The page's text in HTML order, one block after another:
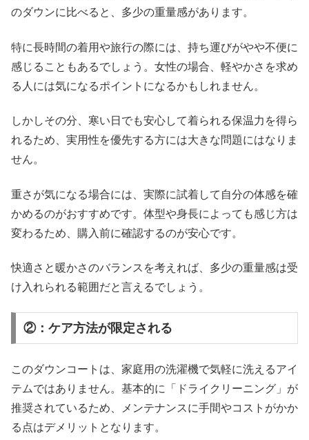
のダウンに比べると、多少の重量感があります。
特に長時間の着用や旅行の際には、持ち運びがやや不便に
感じることもあるでしょう。女性の場合、軽やかさを求め
る人には気になるポイントになるかもしれません。
しかしその分、寒い日でも安心して着られる保温力を得ら
れるため、実用性を優先する方には大きな問題にはなりま
せん。
重さが気になる場合には、実際に試着して自分の体感を確
かめるのがおすすめです。体型や身長によっても感じ方は
変わるため、購入前に確認するのが安心です。
快適さと暖かさのバランスを考えれば、多少の重量感は受
け入れられる範囲だと言えるでしょう。
②：ケア方法が限定される
このダウンコートは、家庭用の洗濯機で気軽に洗えるアイ
テムではありません。基本的に「ドライクリーニング」が
推奨されているため、メンテナンスに手間やコストがかか
る点はデメリットとなります。